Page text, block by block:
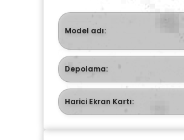
Model adı:
Depolama:
Harici Ekran Kartı: